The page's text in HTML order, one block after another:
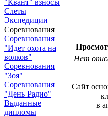
"Квант" взносы
Слеты
Экспедиции
Соревнования
Соревнования
"Идет охота на
волков"
Соревнования
"Зоя"
Соревнования
"День Радио"
Выданные
дипломы
Нет
Сайт
в